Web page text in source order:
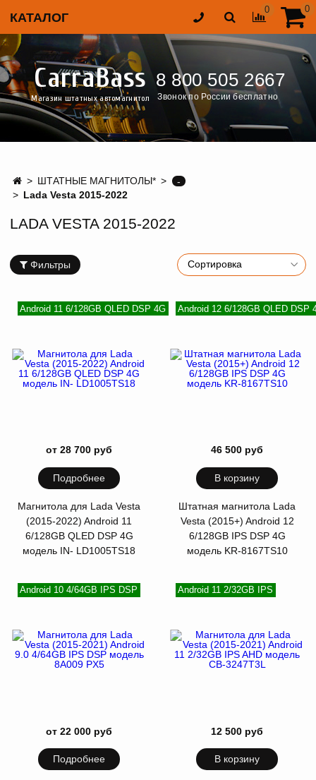
КАТАЛОГ
0 0
CarraBass
Магазин штатных автомагнитол
8 800 505 2667
Звонок по России бесплатно
ШТАТНЫЕ МАГНИТОЛЫ*
-
Lada Vesta 2015-2022
LADA VESTA 2015-2022
Фильтры
Android 11 6/128GB QLED DSP 4G
от 28 700 руб
Подробнее
Магнитола для Lada Vesta
(2015-2022) Android 11
6/128GB QLED DSP 4G
модель IN- LD1005TS18
Android 12 6/128GB QLED DSP
46 500 руб
В корзину
Штатная магнитола Lada
Vesta (2015+) Android 12
6/128GB IPS DSP 4G
модель KR-8167TS10
Android 10 4/64GB IPS DSP
от 22 000 руб
Подробнее
Android 11 2/32GB IPS
12 500 руб
В корзину